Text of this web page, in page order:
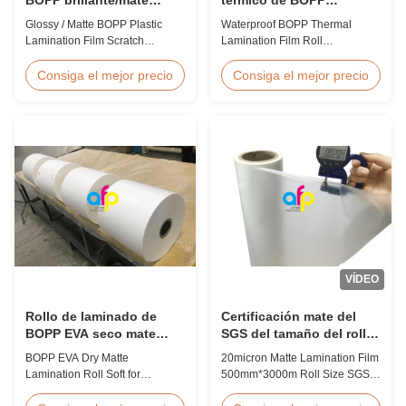
resistente a los arañazos
Glossy / Matte BOPP Plastic
Lamination Film Scratch
Plastic Lamination Film Scratch
Resistant Film Product
1000mm Thickness 24micron -
32micron Roll Length 300m -
4000m Core Size 1 inch ...
Consiga el mejor precio
impermeable 15micron
18micron 20micron
Waterproof BOPP Thermal
Lamination Film Roll
Thermal Roll Laminating Film
Supplier As a professional
clients since 2008. We produce
high-quality roll laminating film
using 8 high...
Consiga el mejor precio
Rollo de laminado de
BOPP EVA seco mate
suave para la laminación
y la impresión
BOPP EVA Dry Matte
Lamination Roll Soft for
VÍDEO
Certificación mate del
SGS del tamaño del rollo
de la película los
500mm*3000m de la
20micron Matte Lamination Film
500mm*3000m Roll Size SGS